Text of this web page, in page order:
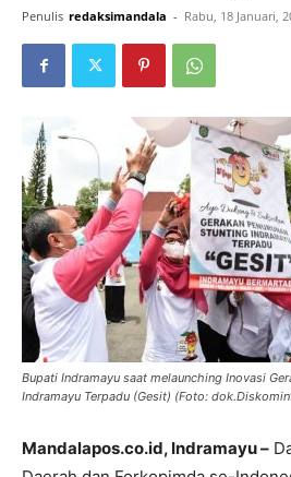
Penulis redaksimandala - Rabu, 18 Januari,
Bupati Indramayu saat melaunching Inovasi
Indramayu Terpadu (Gesit) (Foto:
Mandalapos.co.id, Indramayu –